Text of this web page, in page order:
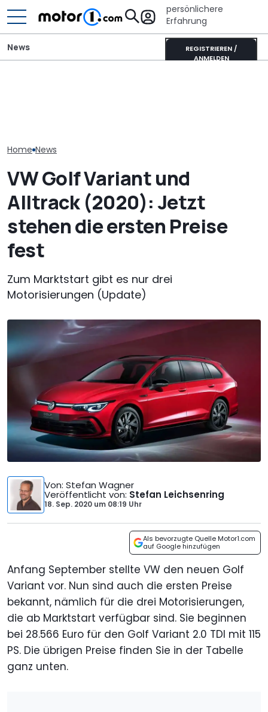
persönlichere
Erfahrung
REGISTRIEREN /
ANMELDEN
News
Home News
VW Golf Variant und
Alltrack (2020): Jetzt
stehen die ersten Preise
fest
Zum Marktstart gibt es nur drei
Motorisierungen (Update)
Von: Stefan Wagner
Veröffentlicht von: Stefan Leichsenring
18. Sep. 2020 um 08:19 Uhr
Als bevorzugte Quelle Motor1.com
auf Google hinzufügen
Anfang September stellte VW den neuen Golf
Variant vor. Nun sind auch die ersten Preise
bekannt, nämlich für die drei Motorisierungen,
die ab Marktstart verfügbar sind. Sie beginnen
bei 28.566 Euro für den Golf Variant 2.0 TDI mit 115
PS. Die übrigen Preise finden Sie in der Tabelle
ganz unten.